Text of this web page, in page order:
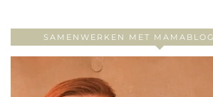
SAMENWERKEN MET